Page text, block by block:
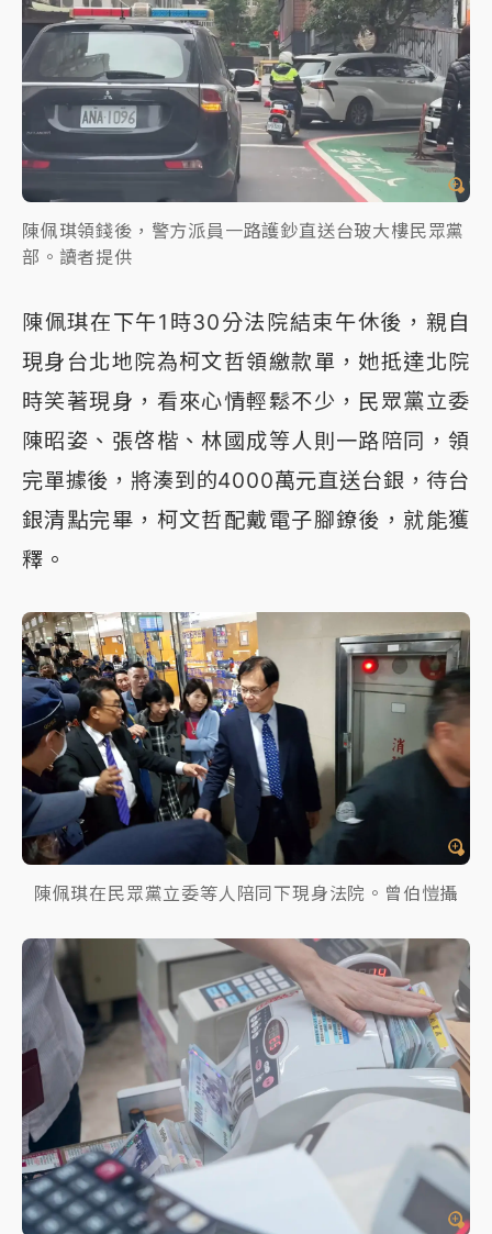
陳佩琪領錢後，警方派員一路護鈔直送台玻大樓民眾黨
部。讀者提供
陳佩琪在下午1時30分法院結束午休後，親自
現身台北地院為柯文哲領繳款單，她抵達北院
時笑著現身，看來心情輕鬆不少，民眾黨立委
陳昭姿、張啓楷、林國成等人則一路陪同，領
完單據後，將湊到的4000萬元直送台銀，待台
銀清點完畢，柯文哲配戴電子腳鐐後，就能獲
釋。
陳佩琪在民眾黨立委等人陪同下現身法院。曾伯愷攝